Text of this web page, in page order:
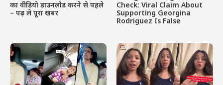
का वीडियो डाउनलोड करने से पहले
– पढ़ ले पूरा खबर
Check: Viral Claim About
Supporting Georgina
Rodriguez Is False